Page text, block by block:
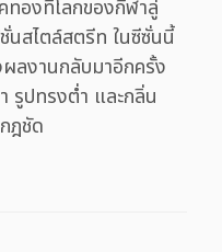
องที่โลกของกีฬาลู่
นสไตล์สตรีท ในซีซั่นนี้
ลงานกลับมาอีกครั้ง
รูปทรงต่ำ และกลิ่น
ฎชัด